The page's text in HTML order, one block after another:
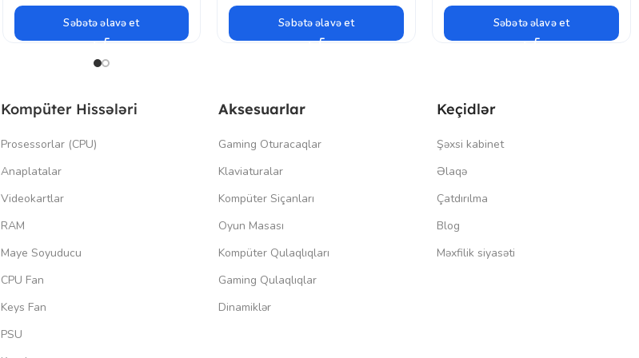
Səbətə əlavə et Səbətə əlavə et Səbətə əlavə et
Kompüter Hissələri
Prosessorlar (CPU)
Anaplatalar
Videokartlar
RAM
Maye Soyuducu
CPU Fan
Keys Fan
PSU
Aksesuarlar
Gaming Oturacaqlar
Klaviaturalar
Kompüter Siçanları
Oyun Masası
Kompüter Qulaqlıqları
Gaming Qulaqlıqlar
Dinamiklər
Keçidlər
Şəxsi kabinet
Əlaqə
Çatdırılma
Blog
Məxfilik siyasəti